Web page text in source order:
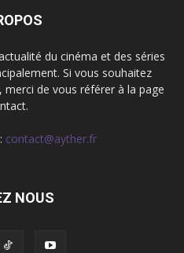
du cinéma et des séries
Si vous souhaitez
de vous référer à la page
contact@ayther.fr
NOUS